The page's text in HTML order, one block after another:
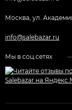
Москва, ул.
info@salebazar.ru
Мы в соц.сетях